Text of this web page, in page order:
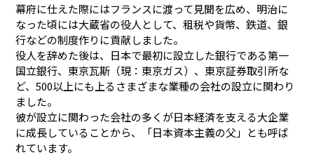
幕府に仕えた際にはフランスに渡って見聞を広め、明治に
なった頃には大蔵省の役人として、租税や貨幣、鉄道、銀
行などの制度作りに貢献しました。
役人を辞めた後は、日本で最初に設立した銀行である第一
国立銀行、東京瓦斯（現：東京ガス）、東京証券取引所な
ど、500以上にも上るさまざまな業種の会社の設立に関わり
ました。
彼が設立に関わった会社の多くが日本経済を支える大企業
に成長していることから、「日本資本主義の父」とも呼ば
れています。